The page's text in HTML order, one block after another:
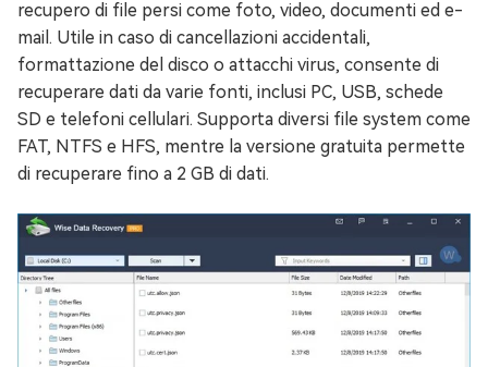
recupero di file persi come foto, video, documenti ed e-
mail. Utile in caso di cancellazioni accidentali,
formattazione del disco o attacchi virus, consente di
recuperare dati da varie fonti, inclusi PC, USB, schede
SD e telefoni cellulari. Supporta diversi file system come
FAT, NTFS e HFS, mentre la versione gratuita permette
di recuperare fino a 2 GB di dati.